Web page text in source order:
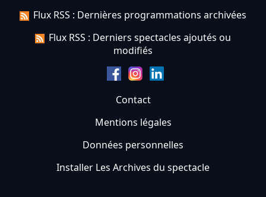
Flux RSS : Dernières programmations archivées
Flux RSS : Derniers spectacles ajoutés ou
modifiés
Contact
Mentions légales
Données personnelles
Installer Les Archives du spectacle